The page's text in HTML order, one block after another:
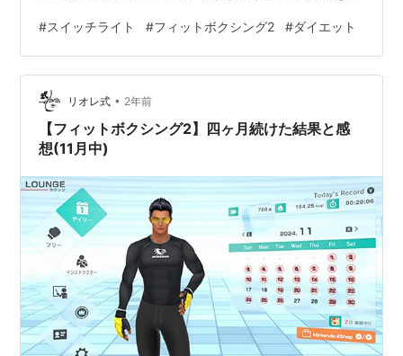
は何が必要？ 2児の母・よつばです(*^-^*) 任天堂Switch
のソフト「フィットボクシング2」はご存知ですか？ 加
齢とともに加速する運動不足…（と気になる体重）。 そ
んな方にピッタリ！ 「自宅で手軽に楽しく運動でき
る！」と大人気のエクササイズソ…
#スイッチライト #フィットボクシング2 #ダイエット
リオレ式 • 2年前
【フィットボクシング2】四ヶ月続けた結果と感
想(11月中)